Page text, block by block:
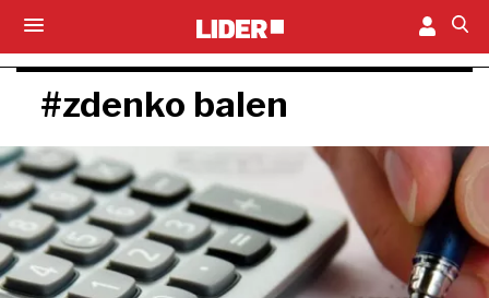
#zdenko balen